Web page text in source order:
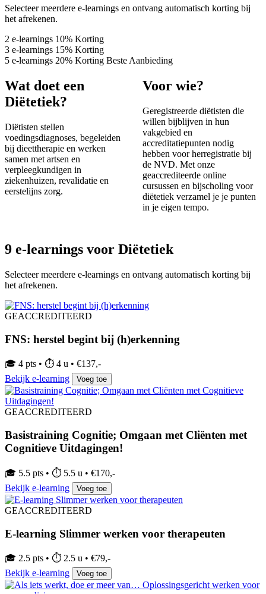
Selecteer meerdere e-learnings en ontvang automatisch korting bij
het afrekenen.
2 e-learnings 10% Korting
3 e-learnings 15% Korting
5 e-learnings 20% Korting Beste Aanbieding
Wat doet een
Diëtetiek?
Diëtisten stellen
voedingsdiagnoses, begeleiden
bij dieettherapie en werken
samen met artsen en
verpleegkundigen in
ziekenhuizen, revalidatie en
eerstelijns zorg.
Voor wie?
Geregistreerde diëtisten die
willen bijblijven in hun
vakgebied en
accreditatiepunten nodig
hebben voor herregistratie bij
de NVD. Met onze
geaccrediteerde online
cursussen en bijscholing voor
diëtetiek verzamel je je punten
in je eigen tempo.
9 e-learnings voor Diëtetiek
Selecteer meerdere e-learnings en ontvang automatisch korting bij
het afrekenen.
GEACCREDITEERD
FNS: herstel begint bij (h)erkenning
🎓 4 pts • ⏱ 4 u • €137,-
Bekijk e-learning
Voeg toe
GEACCREDITEERD
Basistraining Cognitie; Omgaan met Cliënten met
Cognitieve Uitdagingen!
🎓 5.5 pts • ⏱ 5.5 u • €170,-
Bekijk e-learning
Voeg toe
GEACCREDITEERD
E-learning Slimmer werken voor therapeuten
🎓 2.5 pts • ⏱ 2.5 u • €79,-
Bekijk e-learning
Voeg toe